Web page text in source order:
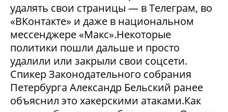
удалять свои страницы — в Телеграм, во
«ВКонтакте» и даже в национальном
мессенджере «Макс».Некоторые
политики пошли дальше и просто
удалили или закрыли свои соцсети.
Спикер Законодательного собрания
Петербурга Александр Бельский ранее
объяснил это хакерскими атаками.Как